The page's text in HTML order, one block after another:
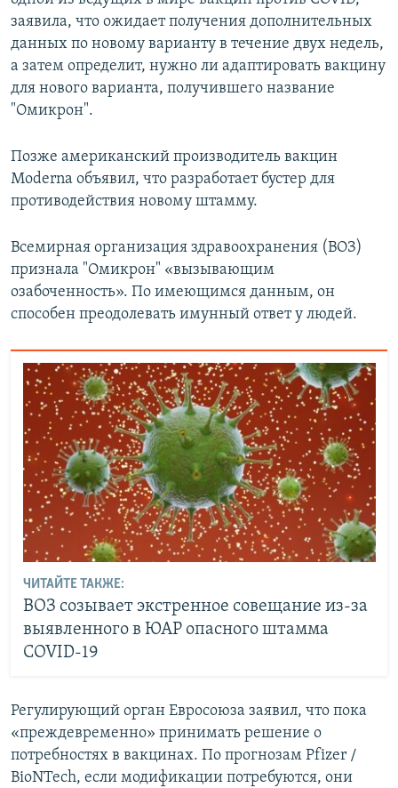
заявила, что ожидает получения дополнительных
данных по новому варианту в течение двух недель,
а затем определит, нужно ли адаптировать вакцину
для нового варианта, получившего название
"Омикрон".
Позже американский производитель вакцин
Moderna объявил, что разработает бустер для
противодействия новому штамму.
Всемирная организация здравоохранения (ВОЗ)
признала "Омикрон" «вызывающим
озабоченность». По имеющимся данным, он
способен преодолевать имунный ответ у людей.
ЧИТАЙТЕ ТАКЖЕ:
ВОЗ созывает экстренное совещание из-за
выявленного в ЮАР опасного штамма
COVID-19
Регулирующий орган Евросоюза заявил, что пока
«преждевременно» принимать решение о
потребностях в вакцинах. По прогнозам Pfizer /
BioNTech, если модификации потребуются, они